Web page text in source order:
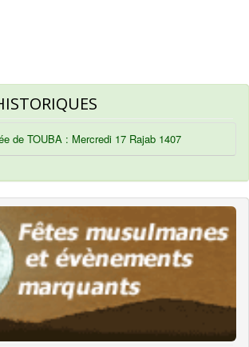
de TOUBA : Mercredi 17 Rajab 1407